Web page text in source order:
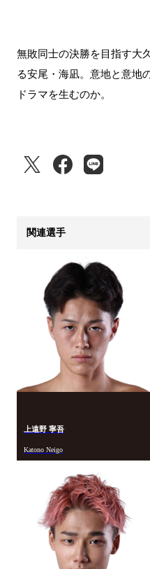
無敗同士の決勝を目指す大
る安尾・海凪。意地と意地
ドラマを生むのか。
関連選手
上遠野 寧吾
Katono Neigo